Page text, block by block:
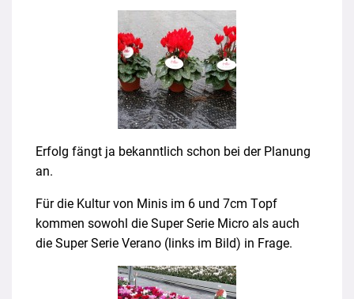
Erfolg fängt ja bekanntlich schon bei der Planung
an.
Für die Kultur von Minis im 6 und 7cm Topf
kommen sowohl die Super Serie Micro als auch
die Super Serie Verano (links im Bild) in Frage.